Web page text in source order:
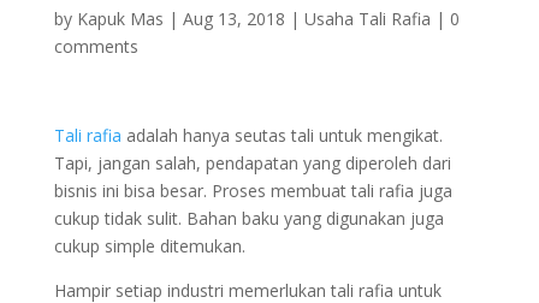
by Kapuk Mas | Aug 13, 2018 | Usaha Tali Rafia | 0
comments
Tali rafia adalah hanya seutas tali untuk mengikat.
Tapi, jangan salah, pendapatan yang diperoleh dari
bisnis ini bisa besar. Proses membuat tali rafia juga
cukup tidak sulit. Bahan baku yang digunakan juga
cukup simple ditemukan.
Hampir setiap industri memerlukan tali rafia untuk